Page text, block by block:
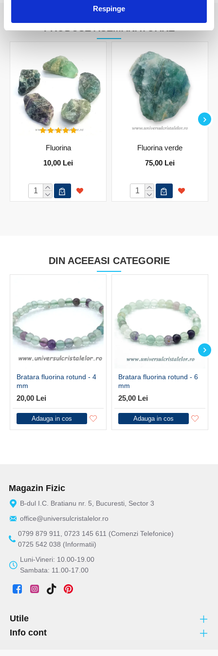
Respinge
PRODUSE ASEMANATOARE
Fluorina
10,00 Lei
Fluorina verde
75,00 Lei
DIN ACEEASI CATEGORIE
Bratara fluorina rotund - 4
mm
20,00 Lei
Adauga in cos
Bratara fluorina rotund - 6
mm
25,00 Lei
Adauga in cos
Magazin Fizic
B-dul I.C. Bratianu nr. 5, Bucuresti, Sector 3
office@universulcristalelor.ro
0799 879 911, 0723 145 611 (Comenzi Telefonice)
0725 542 038 (Informatii)
Luni-Vineri: 10.00-19.00
Sambata: 11.00-17.00
Utile
Info cont